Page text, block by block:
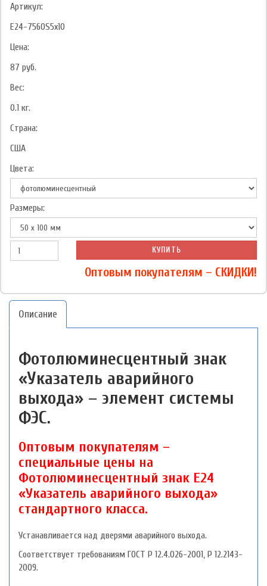
Артикул:
E24-7560S5x10
Цена:
87 руб.
Вес:
0.1 кг.
Страна:
США
Цвета:
Размеры:
КУПИТЬ
Оптовым покупателям – СКИДКИ!
Описание
Фотолюминесцентный знак
«Указатель аварийного
выхода» – элемент системы
ФЭС.
Оптовым покупателям –
специальные цены на
Фотолюминесцентный знак Е24
«Указатель аварийного выхода»
стандартного класса.
Устанавливается над дверями аварийного выхода.
Соответствует требованиям ГОСТ P 12.4.026-2001, P 12.2143-
2009.